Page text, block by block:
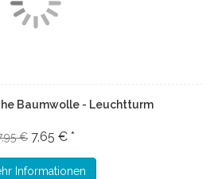
Baumwolle - Leuchtturm
€ 7,65 € *
Informationen